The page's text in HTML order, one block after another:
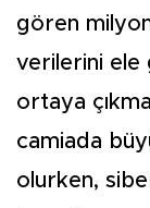
gören
verilerini ele
ortaya
camiada
olurken, siber